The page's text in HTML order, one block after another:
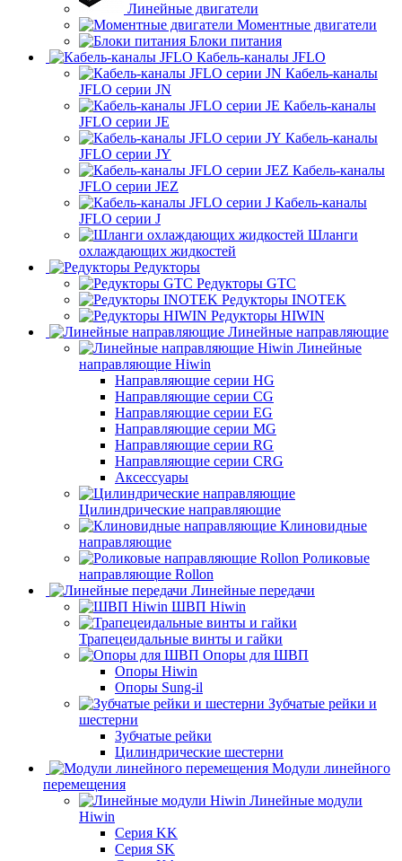
Линейные двигатели
Моментные двигатели
Блоки питания
Кабель-каналы JFLO
Кабель-каналы
JFLO серии JN
Кабель-каналы
JFLO серии JE
Кабель-каналы
JFLO серии JY
Кабель-каналы
JFLO серии JEZ
Кабель-каналы
JFLO серии J
Шланги
охлаждающих жидкостей
Редукторы
Редукторы GTC
Редукторы INOTEK
Редукторы HIWIN
Линейные направляющие
Линейные
направляющие Hiwin
Направляющие серии HG
Направляющие серии CG
Направляющие серии EG
Направляющие серии MG
Направляющие серии RG
Направляющие серии CRG
Аксессуары
Цилиндрические направляющие
Клиновидные
направляющие
Роликовые
направляющие Rollon
Линейные передачи
ШВП Hiwin
Трапецеидальные винты и гайки
Опоры для ШВП
Опоры Hiwin
Опоры Sung-il
Зубчатые рейки и
шестерни
Зубчатые рейки
Цилиндрические шестерни
Модули линейного
перемещения
Линейные модули
Hiwin
Серия KK
Серия SK